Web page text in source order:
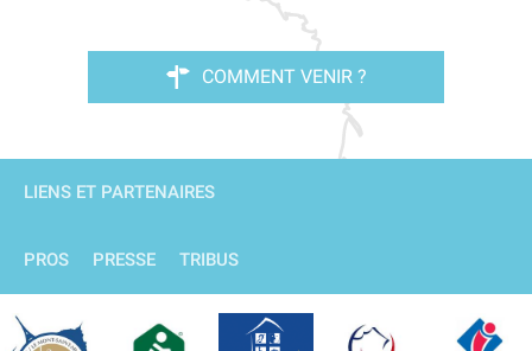
COMMENT VENIR ?
LIENS ET PARTENAIRES
PROS PRESSE TRIBUS